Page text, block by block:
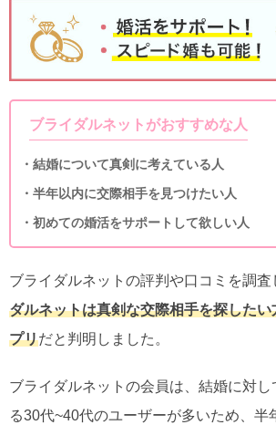
ブライダルネットがおすすめな人
・結婚について真剣に考えている人
・半年以内に交際相手を見つけたい人
・初めての婚活をサポートして欲しい人
ブライダルネットの評判や口コミを調査
ダルネットは真剣な交際相手を探した
プリだと判明しました。
ブライダルネットの会員は、結婚に対
る30代~40代のユーザーが多いため、半